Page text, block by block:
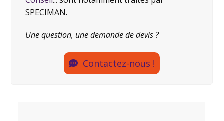
SPECIMAN.
Une question, une demande de devis ?
Contactez-nous !